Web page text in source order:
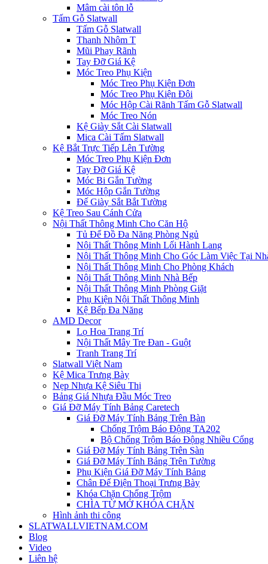
Mâm cài tôn lỗ
Tấm Gỗ Slatwall
Tấm Gỗ Slatwall
Thanh Nhôm T
Mũi Phay Rãnh
Tay Đỡ Giá Kệ
Móc Treo Phụ Kiện
Móc Treo Phụ Kiện Đơn
Móc Treo Phụ Kiện Đôi
Móc Hộp Cài Rãnh Tấm Gỗ Slatwall
Móc Treo Nón
Kệ Giày Sắt Cài Slatwall
Mica Cài Tấm Slatwall
Kệ Bắt Trực Tiếp Lên Tường
Móc Treo Phụ Kiện Đơn
Tay Đỡ Giá Kệ
Móc Bi Gắn Tường
Móc Hộp Gắn Tường
Đế Giày Sắt Bắt Tường
Kệ Treo Sau Cánh Cửa
Nội Thất Thông Minh Cho Căn Hộ
Tủ Để Đồ Đa Năng Phòng Ngủ
Nội Thất Thông Minh Lối Hành Lang
Nội Thất Thông Minh Cho Góc Làm Việc Tại
Nội Thất Thông Minh Cho Phòng Khách
Nội Thất Thông Minh Nhà Bếp
Nội Thất Thông Minh Phòng Giặt
Phụ Kiện Nội Thất Thông Minh
Kệ Bếp Đa Năng
AMD Decor
Lọ Hoa Trang Trí
Nội Thất Mây Tre Đan - Guột
Tranh Trang Trí
Slatwall Việt Nam
Kệ Mica Trưng Bày
Nẹp Nhựa Kệ Siêu Thị
Bảng Giá Nhựa Đầu Móc Treo
Giá Đỡ Máy Tính Bảng Caretech
Giá Đỡ Máy Tính Bảng Trên Bàn
Chống Trộm Báo Động TA202
Bộ Chống Trộm Báo Động Nhiều Cổng
Giá Đỡ Máy Tính Bảng Trên Sàn
Giá Đỡ Máy Tính Bảng Trên Tường
Phụ Kiện Giá Đỡ Máy Tính Bảng
Chân Đế Điện Thoại Trưng Bày
Khóa Chặn Chống Trộm
CHÌA TỪ MỞ KHÓA CHẶN
Hình ảnh thi công
SLATWALLVIETNAM.COM
Blog
Video
Liên hệ